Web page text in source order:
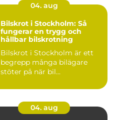
04. aug
Bilskrot i Stockholm: Så
fungerar en trygg och
hållbar bilskrotning
Bilskrot i Stockholm är ett
begrepp många bilägare
stöter på när bil...
04. aug